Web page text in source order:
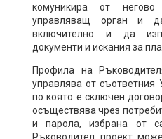
комуникира от
управляващ орган и
включително и да
документи и искания за
Профила на
управлява от
по която е сключен
осъществява чрез
и парола, избрана от